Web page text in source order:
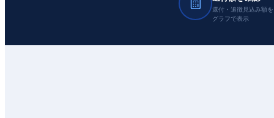
還付・追徴見込み額を
グラフで表示